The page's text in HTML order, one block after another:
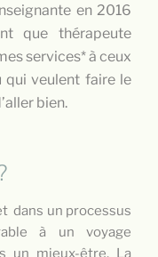
en 2016
que thérapeute
services* à ceux
qui veulent faire le
bien.
dans un processus
à un voyage
un mieux-être. La